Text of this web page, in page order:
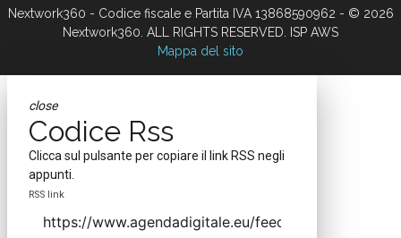
Nextwork360 - Codice fiscale e Partita IVA 13868590962 - © 2026
Nextwork360. ALL RIGHTS RESERVED. ISP AWS
Mappa del sito
close
Codice Rss
Clicca sul pulsante per copiare il link RSS negli
appunti.
RSS link